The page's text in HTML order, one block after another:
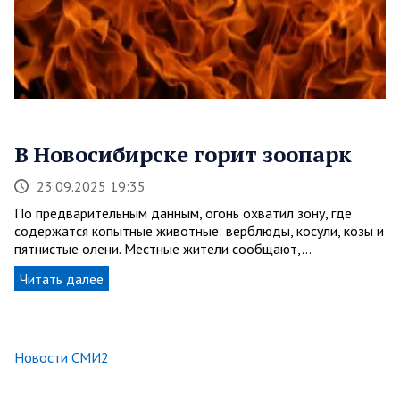
В Новосибирске горит зоопарк
23.09.2025 19:35
По предварительным данным, огонь охватил зону, где
содержатся копытные животные: верблюды, косули, козы и
пятнистые олени. Местные жители сообщают,…
Читать далее
Новости СМИ2